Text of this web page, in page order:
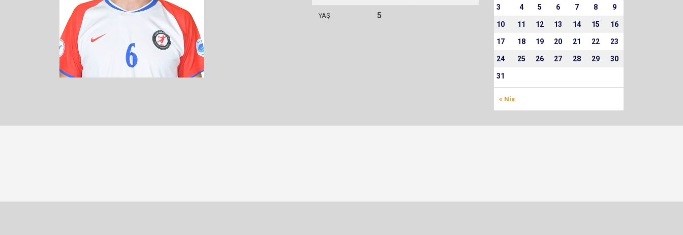
YAŞ 5
« Nis
3 4 5 6 7 8 9
10 11 12 13 14 15 16
17 18 19 20 21 22 23
24 25 26 27 28 29 30
31